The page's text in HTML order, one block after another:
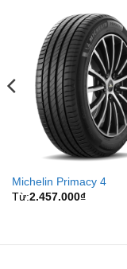
Michelin Primacy 4
Từ:2.457.000₫